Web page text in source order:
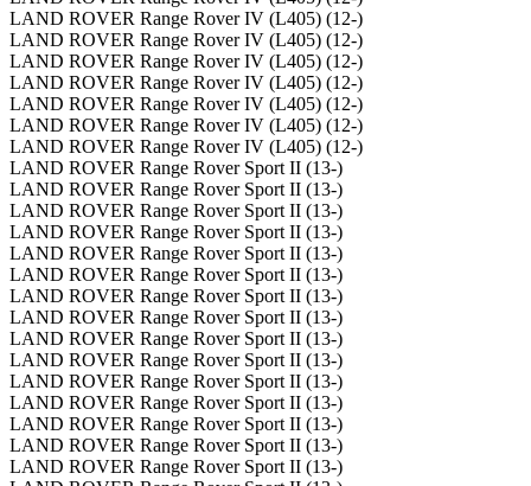
LAND ROVER Range Rover IV (L405) (12-)
LAND ROVER Range Rover IV (L405) (12-)
LAND ROVER Range Rover IV (L405) (12-)
LAND ROVER Range Rover IV (L405) (12-)
LAND ROVER Range Rover IV (L405) (12-)
LAND ROVER Range Rover IV (L405) (12-)
LAND ROVER Range Rover IV (L405) (12-)
LAND ROVER Range Rover Sport II (13-)
LAND ROVER Range Rover Sport II (13-)
LAND ROVER Range Rover Sport II (13-)
LAND ROVER Range Rover Sport II (13-)
LAND ROVER Range Rover Sport II (13-)
LAND ROVER Range Rover Sport II (13-)
LAND ROVER Range Rover Sport II (13-)
LAND ROVER Range Rover Sport II (13-)
LAND ROVER Range Rover Sport II (13-)
LAND ROVER Range Rover Sport II (13-)
LAND ROVER Range Rover Sport II (13-)
LAND ROVER Range Rover Sport II (13-)
LAND ROVER Range Rover Sport II (13-)
LAND ROVER Range Rover Sport II (13-)
LAND ROVER Range Rover Sport II (13-)